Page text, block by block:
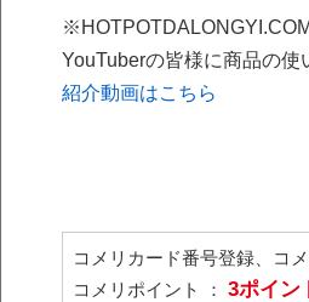
YouTuberの皆様に商品の使
紹介動画はこちら
コメリカード番号登録、コ
コメリポイント ： 3ポイン